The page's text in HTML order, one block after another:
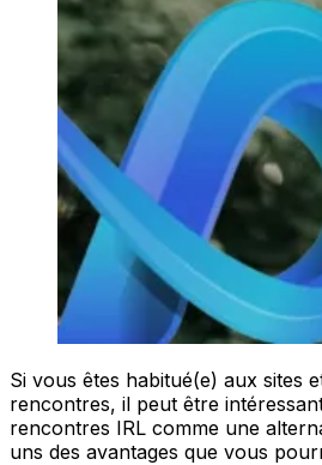
Si vous êtes habitué(e) aux sites
rencontres, il peut être
rencontres IRL comme une
uns des avantages que vous